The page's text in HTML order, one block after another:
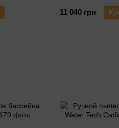
11 040 грн